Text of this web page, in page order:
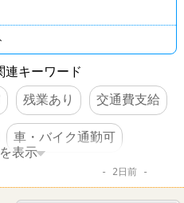
連キーワード
残業あり 交通費支給
車・バイク通勤可
表示
2日前